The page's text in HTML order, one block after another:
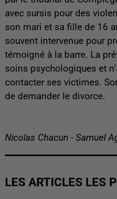
avec sursis pour des
son mari et sa fille de 16
souvent intervenue pour
témoigné à la barre. La
soins psychologiques et
contacter ses victimes.
de demander le divorce.
Nicolas Chacun - Samuel
LES ARTICLES LES